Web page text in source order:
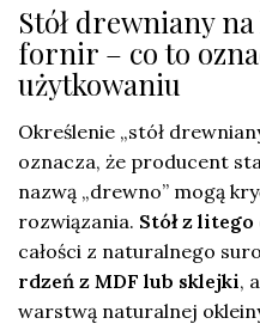
Stół drewniany
fornir – co to
użytkowaniu
Określenie „stół
oznacza, że producent
nazwą „drewno” mogą
rozwiązania. Stół z
całości z naturalnego
rdzeń z MDF lub sklejki,
warstwą naturalnej